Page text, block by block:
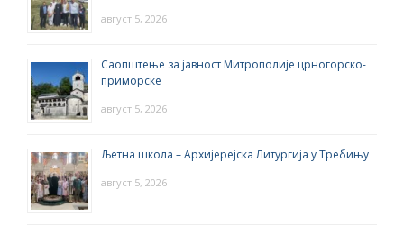
август 5, 2026
Саопштење за јавност Митрополије црногорско-
приморске
август 5, 2026
Љетна школа – Архијерејска Литургија у Требињу
август 5, 2026